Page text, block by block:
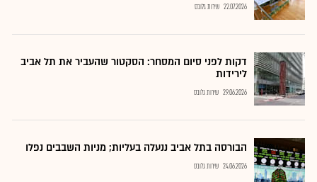
22.07.2026 שירות גלובס
דקות לפני סיום המסחר: הסקטור שהעביר את תל אביב
לירידות
29.06.2026 שירות גלובס
הבורסה בתל אביב ננעלה בעליות; מניות השבבים נפלו
24.06.2026 שירות גלובס